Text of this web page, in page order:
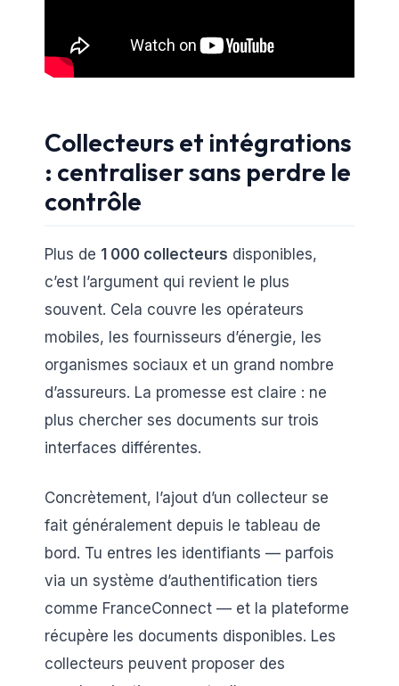
Collecteurs et intégrations
: centraliser sans perdre le
contrôle
Plus de 1 000 collecteurs disponibles,
c’est l’argument qui revient le plus
souvent. Cela couvre les opérateurs
mobiles, les fournisseurs d’énergie, les
organismes sociaux et un grand nombre
d’assureurs. La promesse est claire : ne
plus chercher ses documents sur trois
interfaces différentes.
Concrètement, l’ajout d’un collecteur se
fait généralement depuis le tableau de
bord. Tu entres les identifiants — parfois
via un système d’authentification tiers
comme FranceConnect — et la plateforme
récupère les documents disponibles. Les
collecteurs peuvent proposer des